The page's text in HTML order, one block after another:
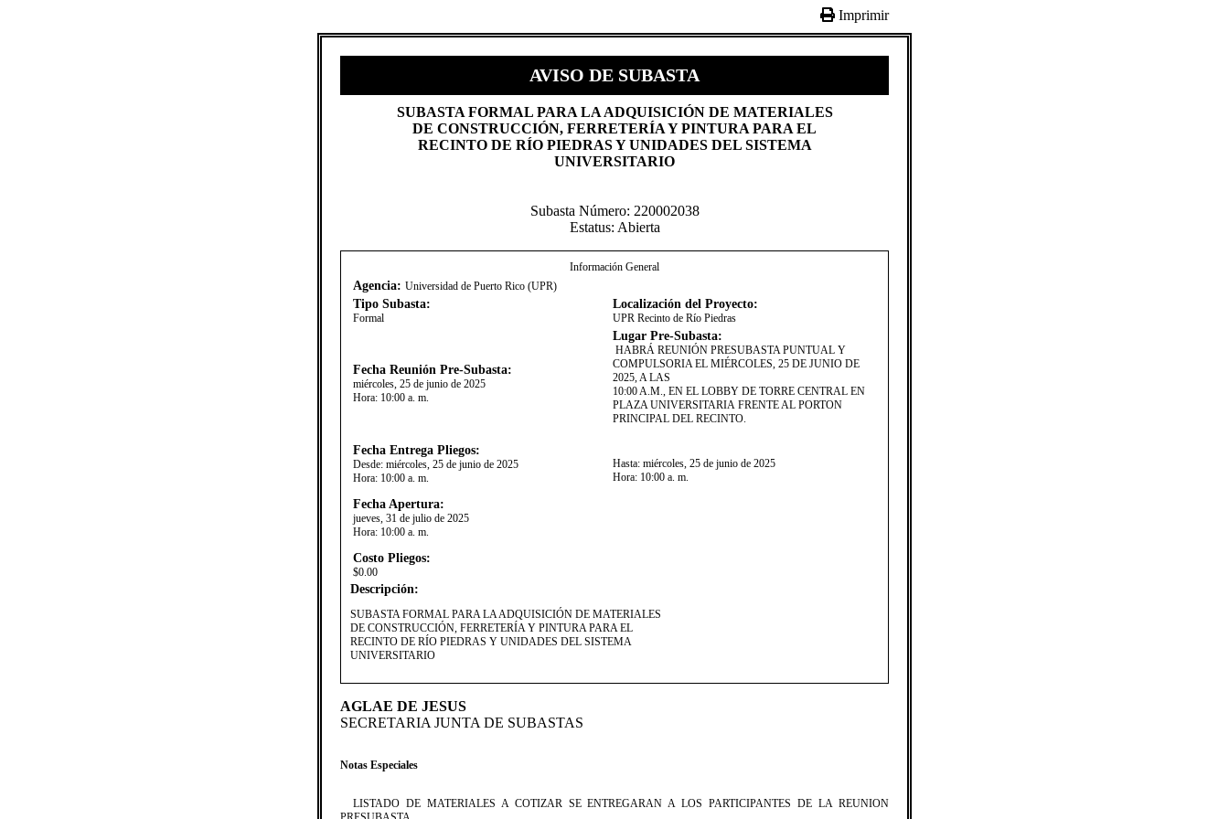
Imprimir
AVISO DE SUBASTA
​SUBASTA FORMAL PARA LA ADQUISICIÓN DE MATERIALES
DE CONSTRUCCIÓN, FERRETERÍA Y PINTURA PARA EL
RECINTO DE RÍO PIEDRAS Y UNIDADES DEL SISTEMA
UNIVERSITARIO​
Subasta Número: 220002038
Estatus: Abierta
Información General
Agencia: Universidad de Puerto Rico (UPR)
Tipo Subasta:
Formal
Localización del Proyecto:
UPR Recinto de Río Piedras
Fecha Reunión Pre-Subasta:
miércoles, 25 de junio de 2025
Hora: 10:00 a. m.
Lugar Pre-Subasta:
HABRÁ REUNIÓN PRESUBASTA PUNTUAL Y
COMPULSORIA EL MIÉRCOLES, 25 DE JUNIO DE
2025, A LAS
10:00 A.M., EN EL LOBBY DE TORRE CENTRAL EN
PLAZA UNIVERSITARIA FRENTE AL PORTON
PRINCIPAL DEL RECINTO.​​
Fecha Entrega Pliegos:
Desde: miércoles, 25 de junio de 2025
Hora: 10:00 a. m.
Hasta: miércoles, 25 de junio de 2025
Hora: 10:00 a. m.
Fecha Apertura:
jueves, 31 de julio de 2025
Hora: 10:00 a. m.
Costo Pliegos:
$0.00
Descripción:
SUBASTA FORMAL PARA LA ADQUISICIÓN DE MATERIALES
DE CONSTRUCCIÓN, FERRETERÍA Y PINTURA PARA EL
RECINTO DE RÍO PIEDRAS Y UNIDADES DEL SISTEMA
UNIVERSITARIO​​
AGLAE DE JESUS
SECRETARIA JUNTA DE SUBASTAS
Notas Especiales
​​LISTADO DE MATERIALES A COTIZAR SE ENTREGARAN A LOS PARTICIPANTES DE LA REUNION